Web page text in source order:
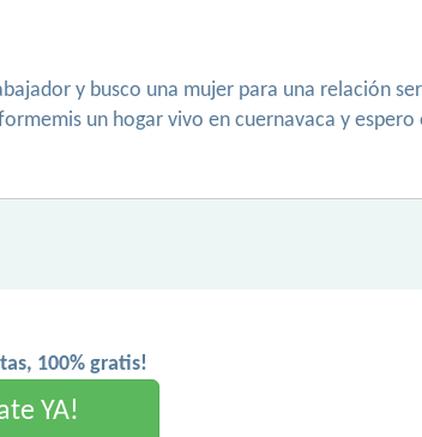
y busco una mujer para una relación
un hogar vivo en cuernavaca y
100% gratis!
YA!